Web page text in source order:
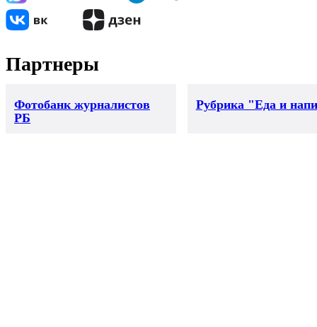
Партнеры
Фотобанк журналистов
РБ
Рубрика "Еда и